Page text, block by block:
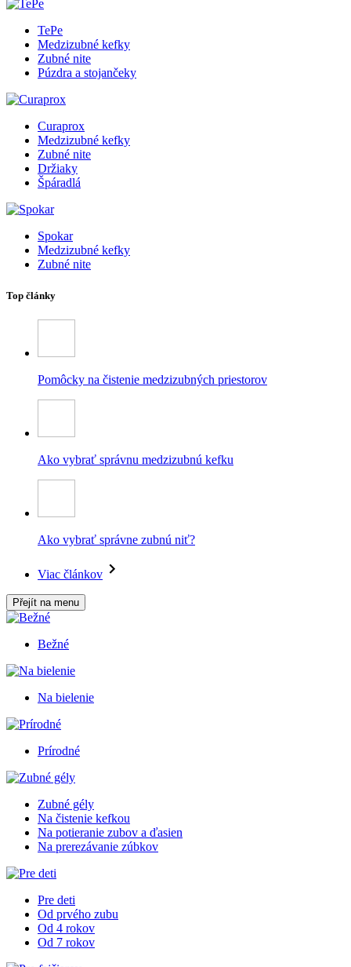
TePe
Medzizubné kefky
Zubné nite
Púzdra a stojančeky
Curaprox
Medzizubné kefky
Zubné nite
Držiaky
Špáradlá
Spokar
Medzizubné kefky
Zubné nite
Top články
Pomôcky na čistenie medzizubných priestorov
Ako vybrať správnu medzizubnú kefku
Ako vybrať správne zubnú niť?
Viac článkov
Přejít na menu
Bežné
Na bielenie
Prírodné
Zubné gély
Na čistenie kefkou
Na potieranie zubov a ďasien
Na prerezávanie zúbkov
Pre deti
Od prvého zubu
Od 4 rokov
Od 7 rokov